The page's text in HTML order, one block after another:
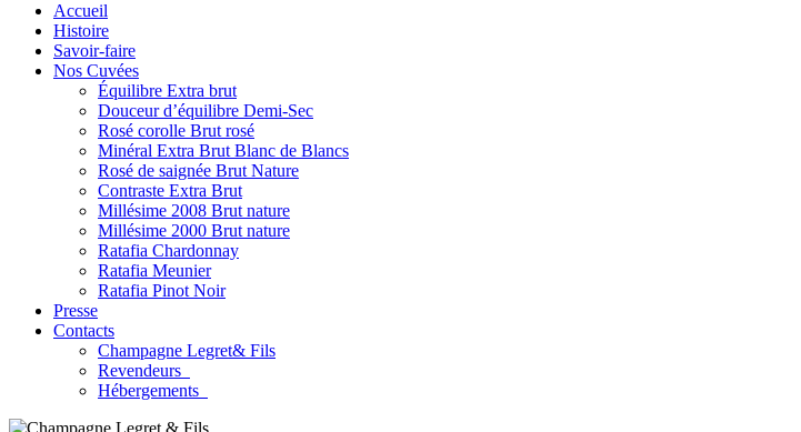
Accueil
Histoire
Savoir-faire
Nos Cuvées
Équilibre Extra brut
Douceur d’équilibre Demi-Sec
Rosé corolle Brut rosé
Minéral Extra Brut Blanc de Blancs
Rosé de saignée Brut Nature
Contraste Extra Brut
Millésime 2008 Brut nature
Millésime 2000 Brut nature
Ratafia Chardonnay
Ratafia Meunier
Ratafia Pinot Noir
Presse
Contacts
Champagne Legret& Fils
Revendeurs
Hébergements